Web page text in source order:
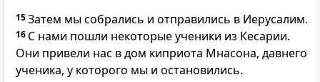
15Затем мы собрались и отправились в Иерусалим.
16 С нами пошли некоторые ученики из Кесарии.
Они привели нас в дом киприота Мнасона, давнего
ученика, у которого мы и остановились.